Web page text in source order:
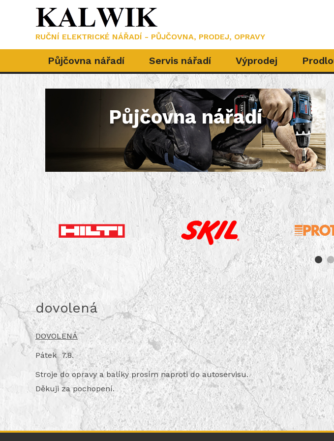
RUČNÍ ELEKTRICKÉ NÁŘADÍ - PŮJČOVNA, PRODEJ, OPRAVY
Půjčovna nářadí Servis nářadí Výprodej
Půjčovna nářadí
dovolená
DOVOLENÁ
Pátek 7.8.
Stroje do opravy a balíky prosím naproti do autoservisu.
Děkuji za pochopení.